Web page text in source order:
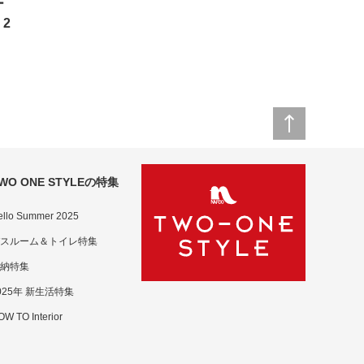
ONE STYLEの特集
Summer 2025
ルーム＆トイレ特集
特集
年 新生活特集
TO Interior